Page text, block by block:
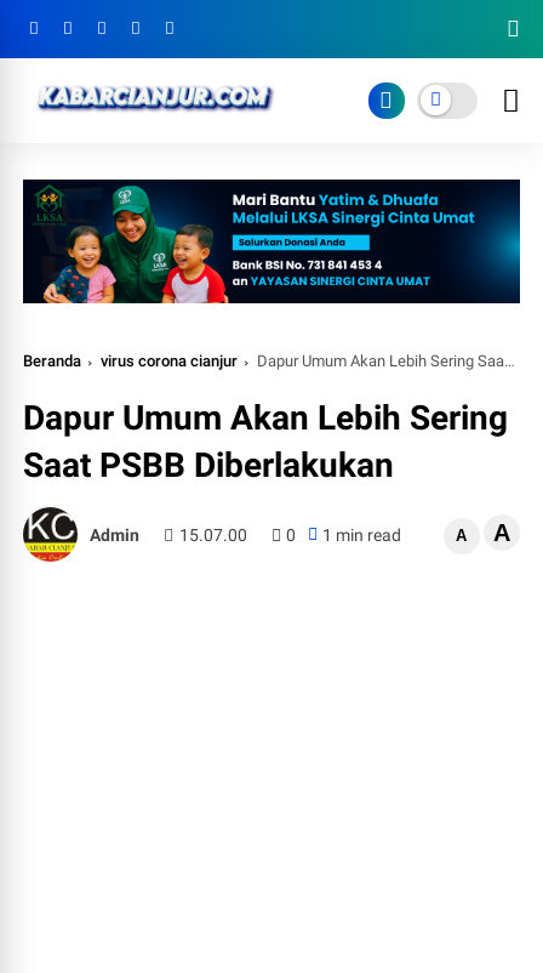
Beranda virus corona cianjur Dapur Umum Akan Lebih Sering Saat PSBB Diberlakukan
Dapur Umum Akan Lebih Sering
Saat PSBB Diberlakukan
Admin 15.07.00 0 1 min read A A